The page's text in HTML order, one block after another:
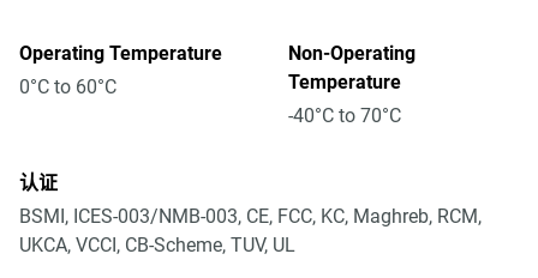
Operating Temperature
0°C to 60°C
Non-Operating
Temperature
-40°C to 70°C
认证
BSMI, ICES-003/NMB-003, CE, FCC, KC, Maghreb, RCM,
UKCA, VCCI, CB-Scheme, TUV, UL